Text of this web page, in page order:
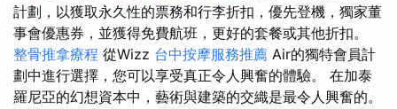
計劃，以獲取永久性的票務和行李折扣，優先登機，獨家董
事會優惠券，並獲得免費航班，更好的套餐或其他折扣。
整骨推拿療程 從Wizz 台中按摩服務推薦 Air的獨特會員計
劃中進行選擇，您可以享受真正令人興奮的體驗。 在加泰
羅尼亞的幻想資本中，藝術與建築的交織是最令人興奮的。